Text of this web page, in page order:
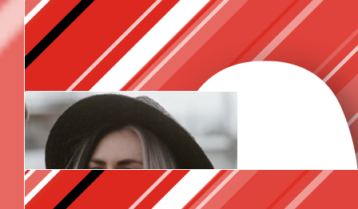
Daisy Cetin
Goodluck! 💪🏽
€10.60
Curlymomm
Op meer feestjes met elkaar maar dan met
€10.60